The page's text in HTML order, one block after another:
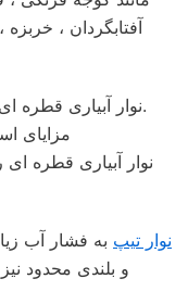
آفتابگردان ،
نوار آبیاری قطره ای در گلخانه ها نیز قابل استفاده می باشد.
مزایای
نوار آبیاری قطره ای
نوار تیپ به فشار آب
و بلندی محدود